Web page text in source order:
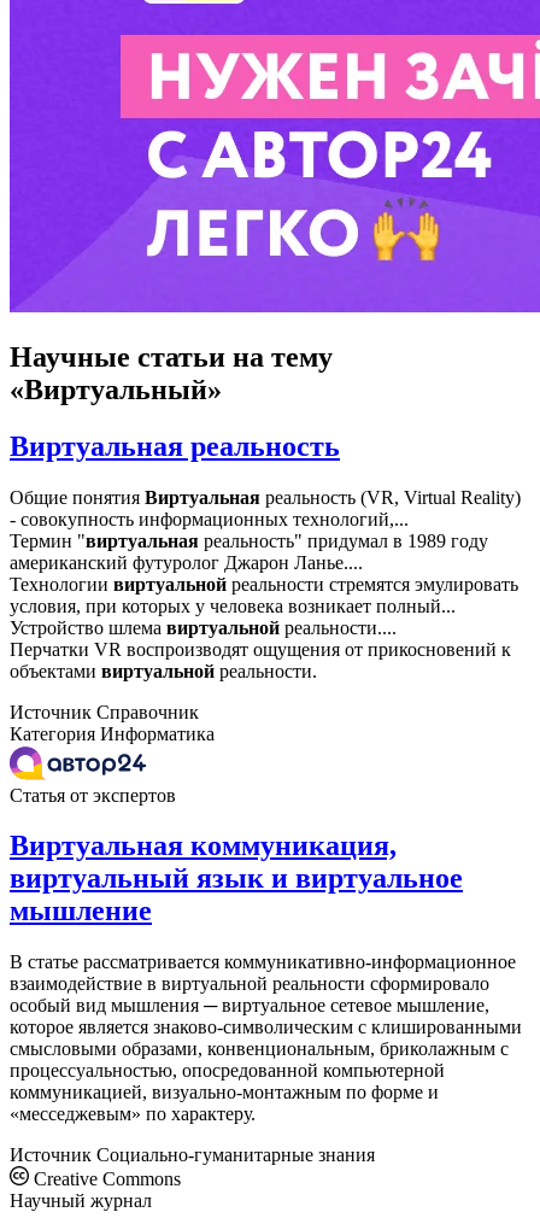
Научные статьи на тему
«Виртуальный»
Виртуальная реальность
Общие понятия Виртуальная реальность (VR, Virtual Reality)
- совокупность информационных технологий,...
Термин "виртуальная реальность" придумал в 1989 году
американский футуролог Джарон Ланье....
Технологии виртуальной реальности стремятся эмулировать
условия, при которых у человека возникает полный...
Устройство шлема виртуальной реальности....
Перчатки VR воспроизводят ощущения от прикосновений к
объектами виртуальной реальности.
Источник Справочник
Категория Информатика
Статья от экспертов
Виртуальная коммуникация,
виртуальный язык и виртуальное
мышление
В статье рассматривается коммуникативно-информационное
взаимодействие в виртуальной реальности сформировало
особый вид мышления ─ виртуальное сетевое мышление,
которое является знаково-символическим с клишированными
смысловыми образами, конвенциональным, бриколажным с
процессуальностью, опосредованной компьютерной
коммуникацией, визуально-монтажным по форме и
«месседжевым» по характеру.
Источник Социально-гуманитарные знания
Creative Commons
Научный журнал